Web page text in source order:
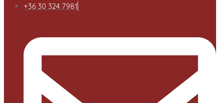
+36 30 324 7981